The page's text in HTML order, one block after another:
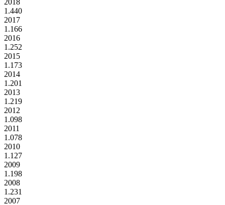
2018
1.440
2017
1.166
2016
1.252
2015
1.173
2014
1.201
2013
1.219
2012
1.098
2011
1.078
2010
1.127
2009
1.198
2008
1.231
2007